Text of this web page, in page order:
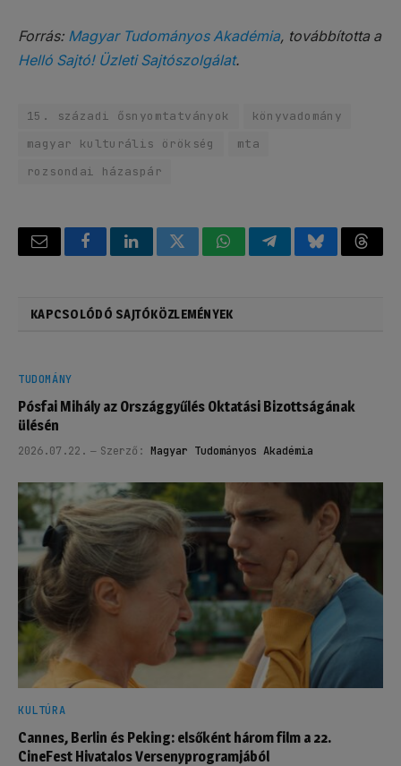
Forrás: Magyar Tudományos Akadémia, továbbította a
Helló Sajtó! Üzleti Sajtószolgálat.
15. századi ősnyomtatványok
könyvadomány
magyar kulturális örökség
mta
rozsondai házaspár
Email FacebookLinkedInTwitterWhatsAppTelegramBluesky
KAPCSOLÓDÓ SAJTÓKÖZLEMÉNYEK
TUDOMÁNY
Pósfai Mihály az Országgyűlés Oktatási Bizottságának
ülésén
2026.07.22. Szerző: Magyar Tudományos Akadémia
KULTÚRA
Cannes, Berlin és Peking: elsőként három film a 22.
CineFest Hivatalos Versenyprogramjából